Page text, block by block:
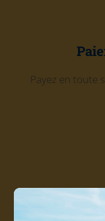
Payez en toute